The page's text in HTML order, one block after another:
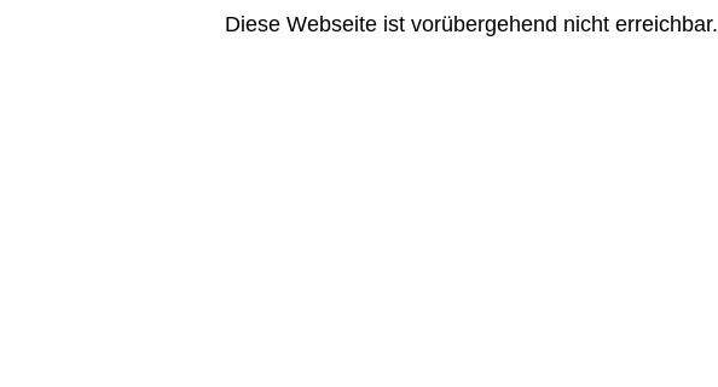
Diese Webseite ist vorübergehend nicht erreichbar.